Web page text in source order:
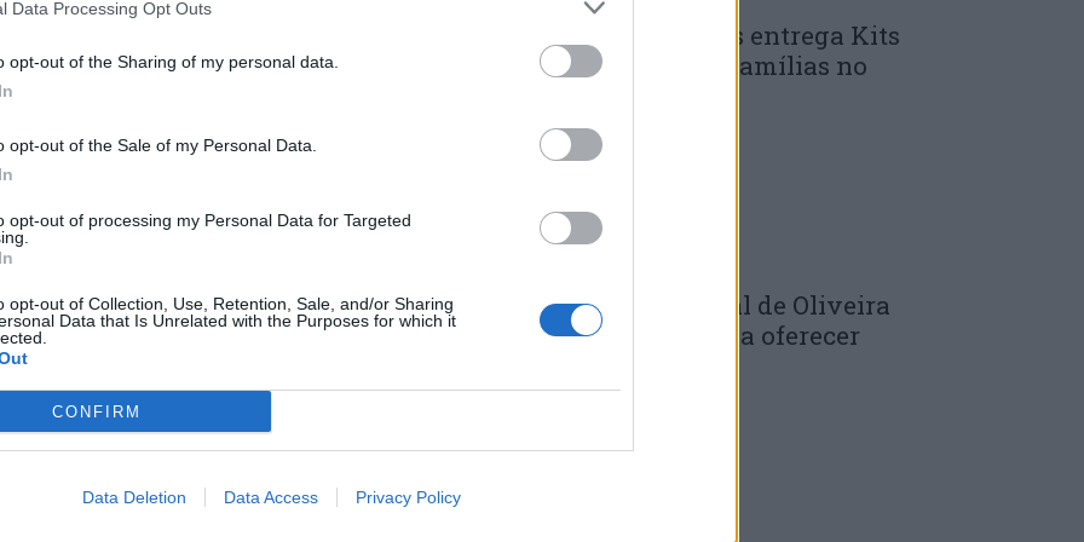
Data Processing Opt Outs
opt-out of the Sharing of my personal data.
opt-out of the Sale of my Personal Data.
opt-out of processing my Personal Data for Targeted
opt-out of Collection, Use, Retention, Sale, and/or Sharing
Data that Is Unrelated with the Purposes for which it
CONFIRM
Data Deletion Data Access Privacy Policy
ato).
foram comunicados ao Tribunal Judicial de
Município de Góis entrega Kits
Comunitários às famílias no
30 DE JULHO, 2026
Câmara Municipal de Oliveira
do Hospital volta a oferecer